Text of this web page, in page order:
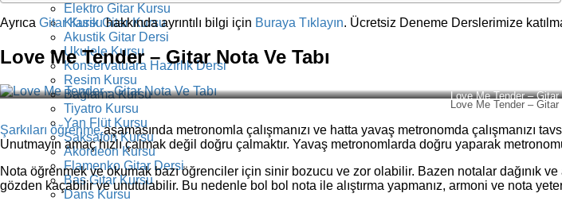
Elektro Gitar Kursu
Klasik Gitar Kursu
Akustik Gitar Dersi
Ukulele Kursu
Konservatuara Hazırlık Dersi
Resim Kursu
Bağlama Kursu
Tiyatro Kursu
Yan Flüt Kursu
Saksafon Kursu
Akordeon Kursu
Flamenko Gitar Dersi
Bas Gitar Kursu
Dans Kursu
Ayrıca Gitar Kursuhakkında ayrıntılı bilgi için Buraya Tıklayın. Ücretsiz Deneme Derslerimize
Love Me Tender – Gitar Nota Ve Tabı
Love Me Tender – Gitar
Love Me Tender – Gitar
Şarkıları öğrenmeaşamasında metronomla çalışmanızı ve hatta yavaş metronomda çalışmanızı
Unutmayın amaç hızlı çalmak değil doğru çalmaktır. Yavaş metronomlarda doğru yaparak
Nota öğrenmek ve okumak bazı öğrenciler için sinir bozucu ve zor olabilir. Bazen notalar dağınık
gözden kaçabilir ve unutulabilir. Bu nedenle bol bol nota ile alıştırma yapmanız, armoni ve nota